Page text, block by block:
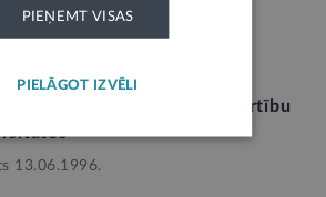
izglītības likums
10.06.1999.
par diplomu līdzvērtību
13.06.1996.
PIEŅEMT VISAS
PIELĀGOT IZVĒLI